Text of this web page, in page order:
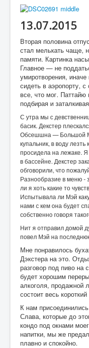
13.07.2015
Вторая половина
стал мелькать чаще,
памяти. Картинка
Главное — не
умиротворения,
сидеть в аэропорту,
все, что мог.
подбирая и
С утра мы с
басик. Декстер
Обсешшна — Большой
купальник, в воду лезть
просидела на лежаке.
в бассейне. Декстер
обговорили, что
Разнообразие в меню -
ли я хоть какие то
Испытывала ли Мэй
нами с кем она будет
собственно говоря
Нит я отправил домой
повел Мэй на
Мне понравилось
Дэкстера на это.
разговор под пиво на
будет хорошим
алкоголя, продажной
состоит весь
К нам
Слава, которые до
кондо под окнами
напитки, мы же
плавно и спокойно.